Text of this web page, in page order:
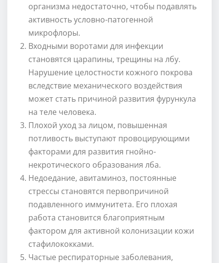
организма недостаточно, чтобы подавлять
активность условно-патогенной
микрофлоры.
Входными воротами для инфекции
становятся царапины, трещины на лбу.
Нарушение целостности кожного покрова
вследствие механического воздействия
может стать причиной развития фурункула
на теле человека.
Плохой уход за лицом, повышенная
потливость выступают провоцирующими
факторами для развития гнойно-
некротического образования лба.
Недоедание, авитаминоз, постоянные
стрессы становятся первопричиной
подавленного иммунитета. Его плохая
работа становится благоприятным
фактором для активной колонизации кожи
стафилококками.
Частые респираторные заболевания,